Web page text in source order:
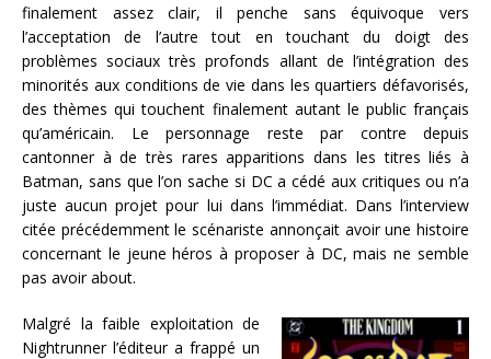
finalement assez clair, il penche sans équivoque vers
l’acceptation de l’autre tout en touchant du doigt des
problèmes sociaux très profonds allant de l’intégration des
minorités aux conditions de vie dans les quartiers défavorisés,
des thèmes qui touchent finalement autant le public français
qu’américain. Le personnage reste par contre depuis
cantonner à de très rares apparitions dans les titres liés à
Batman, sans que l’on sache si DC a cédé aux critiques ou n’a
juste aucun projet pour lui dans l’immédiat. Dans l’interview
citée précédemment le scénariste annonçait avoir une histoire
concernant le jeune héros à proposer à DC, mais ne semble
pas avoir about.
Malgré la faible exploitation de
Nightrunner l’éditeur a frappé un